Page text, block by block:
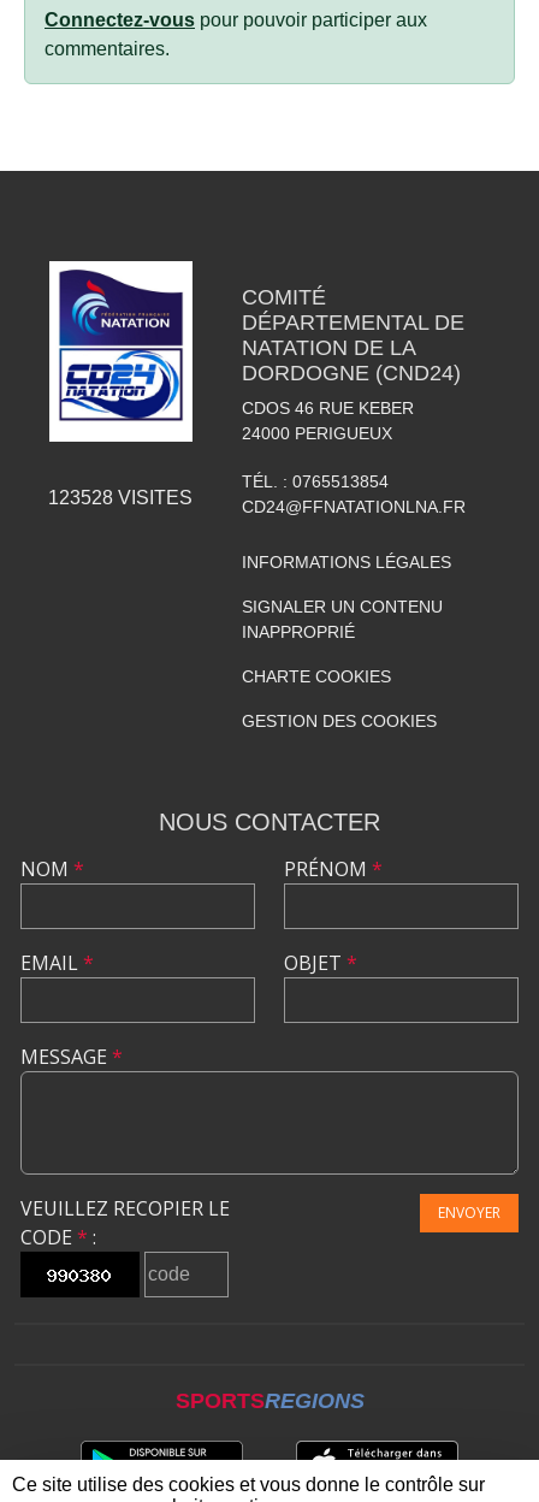
Connectez-vous pour pouvoir participer aux
commentaires.
123528 VISITES
COMITÉ
DÉPARTEMENTAL DE
NATATION DE LA
DORDOGNE (CND24)
CDOS 46 RUE KEBER
24000 PERIGUEUX
TÉL. : 0765513854
CD24@FFNATATIONLNA.FR
INFORMATIONS LÉGALES
SIGNALER UN CONTENU
INAPPROPRIÉ
CHARTE COOKIES
GESTION DES COOKIES
NOUS CONTACTER
NOM *
EMAIL*
PRÉNOM *
OBJET *
MESSAGE *
VEUILLEZ RECOPIER LE
CODE * :
ENVOYER
SPORTSREGIONS
Ce site utilise des cookies et vous donne le contrôle sur